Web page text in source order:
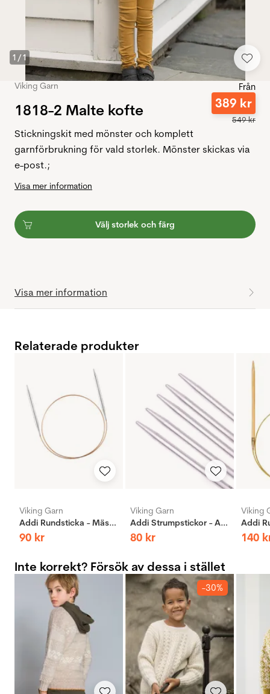
1 /1
Viking Garn
1818-2 Malte kofte
Från
389 kr
549kr
Stickningskit med mönster och komplett
garnförbrukning för vald storlek. Mönster skickas via
e-post.;
Visa mer information
Välj storlek och färg
Visa mer information
Relaterade produkter
Viking Garn
Addi Rundsticka - Mässing
90 kr
Viking Garn
Addi Strumpstickor - Aluminium
80 kr
Viking
140
Inte korrekt? Försök av dessa i stället
-30%